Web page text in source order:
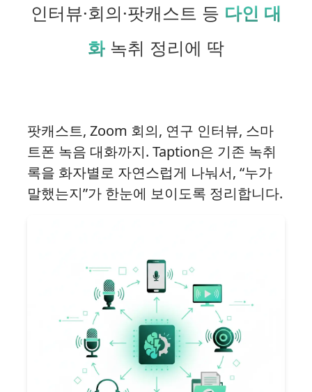
인터뷰·회의·팟캐스트 등 다인 대
화 녹취 정리에 딱
팟캐스트, Zoom 회의, 연구 인터뷰, 스마
트폰 녹음 대화까지. Taption은 기존 녹취
록을 화자별로 자연스럽게 나눠서, “누가
말했는지”가 한눈에 보이도록 정리합니다.